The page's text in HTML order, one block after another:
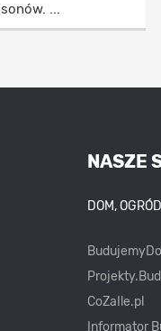
...
NASZE
DOM,
CoZaIle.pl
Informator